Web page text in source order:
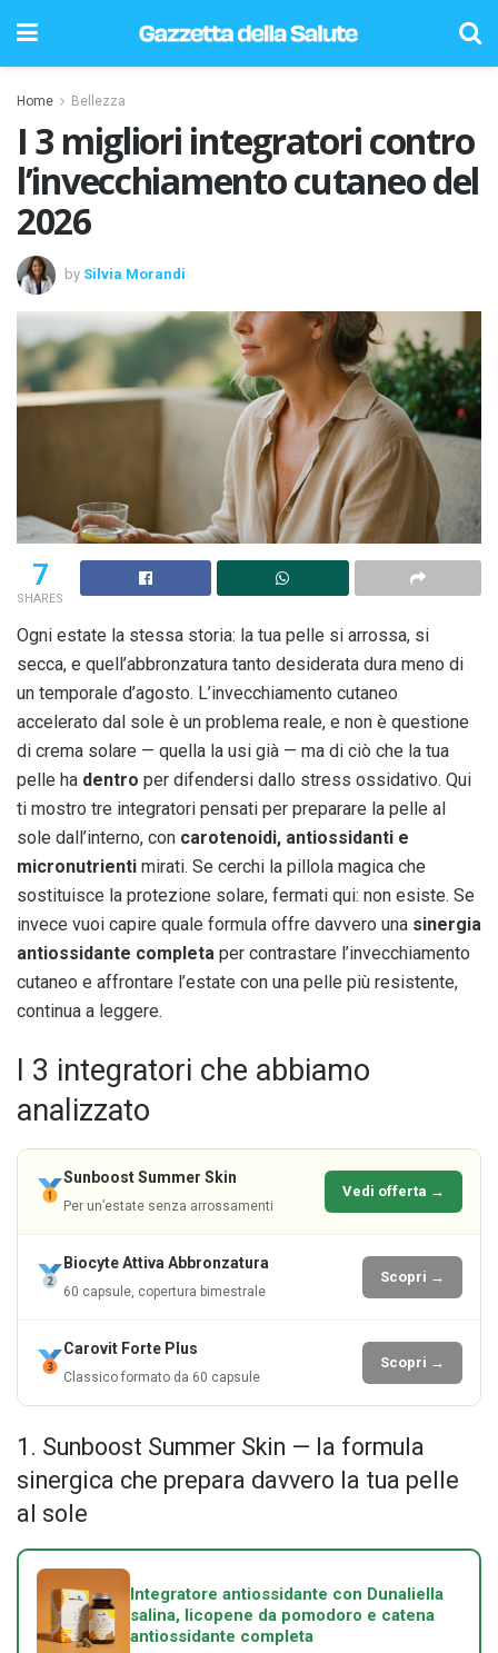
Home Bellezza
I 3 migliori integratori contro
l’invecchiamento cutaneo del
2026
by Silvia Morandi
7
SHARES
Ogni estate la stessa storia: la tua pelle si arrossa, si
secca, e quell’abbronzatura tanto desiderata dura meno di
un temporale d’agosto. L’invecchiamento cutaneo
accelerato dal sole è un problema reale, e non è questione
di crema solare — quella la usi già — ma di ciò che la tua
pelle ha dentro per difendersi dallo stress ossidativo. Qui
ti mostro tre integratori pensati per preparare la pelle al
sole dall’interno, con carotenoidi, antiossidanti e
micronutrienti mirati. Se cerchi la pillola magica che
sostituisce la protezione solare, fermati qui: non esiste. Se
invece vuoi capire quale formula offre davvero una sinergia
antiossidante completa per contrastare l’invecchiamento
cutaneo e affrontare l’estate con una pelle più resistente,
continua a leggere.
I 3 integratori che abbiamo
analizzato
Sunboost Summer Skin
Per un’estate senza arrossamenti
Vedi offerta →
Biocyte Attiva Abbronzatura
60 capsule, copertura bimestrale
Scopri →
Carovit Forte Plus
Classico formato da 60 capsule
Scopri →
1. Sunboost Summer Skin — la formula
sinergica che prepara davvero la tua pelle
al sole
Integratore antiossidante con Dunaliella
salina, licopene da pomodoro e catena
antiossidante completa